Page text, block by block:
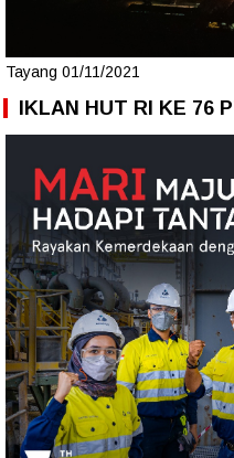
Tayang 01/11/2021
IKLAN HUT RI KE 76